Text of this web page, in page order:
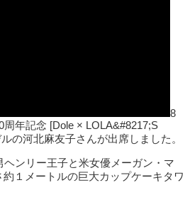
8
年記念 [Dole × LOLA&#8217;S
の河北麻友子さんが出席しました。
ンリー王子と米女優メーガン・マ
１メートルの巨大カップケーキタワ